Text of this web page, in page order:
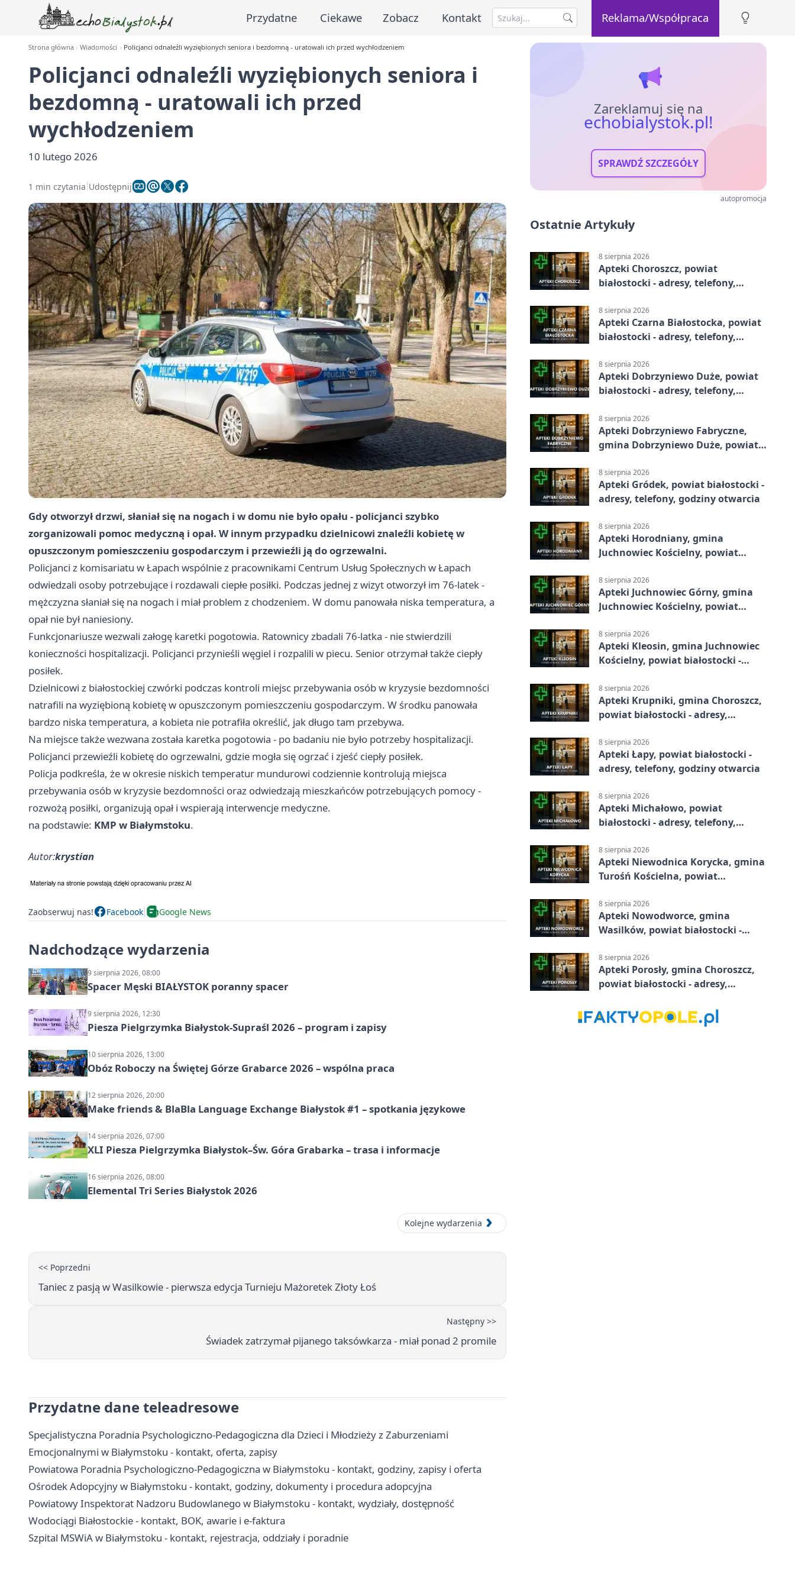
Przydatne Ciekawe Zobacz Kontakt Reklama/Współpraca
Strona główna Wiadomości Policjanci odnaleźli wyziębionych seniora i bezdomną - uratowali ich przed wychłodzeniem
Policjanci odnaleźli wyziębionych seniora i
bezdomną - uratowali ich przed
wychłodzeniem
10 lutego 2026
1 min czytania Udostępnij
Gdy otworzył drzwi, słaniał się na nogach i w domu nie było opału - policjanci szybko
zorganizowali pomoc medyczną i opał. W innym przypadku dzielnicowi znaleźli kobietę w
opuszczonym pomieszczeniu gospodarczym i przewieźli ją do ogrzewalni.
Policjanci z komisariatu w Łapach wspólnie z pracownikami Centrum Usług Społecznych w Łapach
odwiedzali osoby potrzebujące i rozdawali ciepłe posiłki. Podczas jednej z wizyt otworzył im 76-latek -
mężczyzna słaniał się na nogach i miał problem z chodzeniem. W domu panowała niska temperatura, a
opał nie był naniesiony.
Funkcjonariusze wezwali załogę karetki pogotowia. Ratownicy zbadali 76-latka - nie stwierdzili
konieczności hospitalizacji. Policjanci przynieśli węgiel i rozpalili w piecu. Senior otrzymał także ciepły
posiłek.
Dzielnicowi z białostockiej czwórki podczas kontroli miejsc przebywania osób w kryzysie bezdomności
natrafili na wyziębioną kobietę w opuszczonym pomieszczeniu gospodarczym. W środku panowała
bardzo niska temperatura, a kobieta nie potrafiła określić, jak długo tam przebywa.
Na miejsce także wezwana została karetka pogotowia - po badaniu nie było potrzeby hospitalizacji.
Policjanci przewieźli kobietę do ogrzewalni, gdzie mogła się ogrzać i zjeść ciepły posiłek.
Policja podkreśla, że w okresie niskich temperatur mundurowi codziennie kontrolują miejsca
przebywania osób w kryzysie bezdomności oraz odwiedzają mieszkańców potrzebujących pomocy -
rozwożą posiłki, organizują opał i wspierają interwencje medyczne.
na podstawie: KMP w Białymstoku.
Autor:krystian
Zaobserwuj nas! Facebook Google News
Nadchodzące wydarzenia
9 sierpnia 2026, 08:00
Spacer Męski BIAŁYSTOK poranny spacer
9 sierpnia 2026, 12:30
Piesza Pielgrzymka Białystok-Supraśl 2026 – program i zapisy
10 sierpnia 2026, 13:00
Obóz Roboczy na Świętej Górze Grabarce 2026 – wspólna praca
12 sierpnia 2026, 20:00
Make friends & BlaBla Language Exchange Białystok #1 – spotkania językowe
14 sierpnia 2026, 07:00
XLI Piesza Pielgrzymka Białystok–Św. Góra Grabarka – trasa i informacje
16 sierpnia 2026, 08:00
Elemental Tri Series Białystok 2026
Kolejne wydarzenia
<< Poprzedni
Taniec z pasją w Wasilkowie - pierwsza edycja Turnieju Mażoretek Złoty Łoś
Następny >>
Świadek zatrzymał pijanego taksówkarza - miał ponad 2 promile
Przydatne dane teleadresowe
Specjalistyczna Poradnia Psychologiczno-Pedagogiczna dla Dzieci i Młodzieży z Zaburzeniami
Emocjonalnymi w Białymstoku - kontakt, oferta, zapisy
Powiatowa Poradnia Psychologiczno-Pedagogiczna w Białymstoku - kontakt, godziny, zapisy i oferta
Ośrodek Adopcyjny w Białymstoku - kontakt, godziny, dokumenty i procedura adopcyjna
Powiatowy Inspektorat Nadzoru Budowlanego w Białymstoku - kontakt, wydziały, dostępność
Wodociągi Białostockie - kontakt, BOK, awarie i e-faktura
Szpital MSWiA w Białymstoku - kontakt, rejestracja, oddziały i poradnie
Zareklamuj się na
echobialystok.pl!
SPRAWDŹ SZCZEGÓŁY
autopromocja
Ostatnie Artykuły
8 sierpnia 2026
Apteki Choroszcz, powiat
białostocki - adresy, telefony,
8 sierpnia 2026
Apteki Czarna Białostocka, powiat
białostocki - adresy, telefony,
8 sierpnia 2026
Apteki Dobrzyniewo Duże, powiat
białostocki - adresy, telefony,
8 sierpnia 2026
Apteki Dobrzyniewo Fabryczne,
gmina Dobrzyniewo Duże, powiat
godziny otwarcia
8 sierpnia 2026
Apteki Gródek, powiat białostocki -
adresy, telefony, godziny otwarcia
8 sierpnia 2026
Apteki Horodniany, gmina
Juchnowiec Kościelny, powiat
godziny otwarcia
8 sierpnia 2026
Apteki Juchnowiec Górny, gmina
Juchnowiec Kościelny, powiat
godziny otwarcia
8 sierpnia 2026
Apteki Kleosin, gmina Juchnowiec
Kościelny, powiat białostocki -
8 sierpnia 2026
Apteki Krupniki, gmina Choroszcz,
powiat białostocki - adresy,
8 sierpnia 2026
Apteki Łapy, powiat białostocki -
adresy, telefony, godziny otwarcia
8 sierpnia 2026
Apteki Michałowo, powiat
białostocki - adresy, telefony,
8 sierpnia 2026
Apteki Niewodnica Korycka, gmina
Turośń Kościelna, powiat
godziny otwarcia
8 sierpnia 2026
Apteki Nowodworce, gmina
Wasilków, powiat białostocki -
8 sierpnia 2026
Apteki Porosły, gmina Choroszcz,
powiat białostocki - adresy,